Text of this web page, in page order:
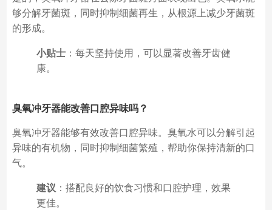
够分解牙菌斑，同时抑制细菌再生，从根源上减少牙菌斑
的形成。
小贴士：每天坚持使用，可以显著改善牙齿健
康。
臭氧冲牙器能改善口腔异味吗？
臭氧冲牙器能够有效改善口腔异味。臭氧水可以分解引起
异味的有机物，同时抑制细菌繁殖，帮助你保持清新的口
气。
建议 ：搭配良好的饮食习惯和口腔护理，效果
更佳。